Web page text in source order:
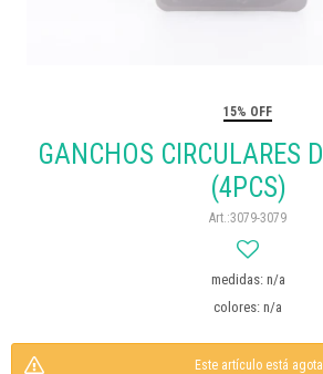
15% OFF
GANCHOS CIRCULARES
(4PCS)
3079-3079
medidas: n/a
colores: n/a
Este artículo está